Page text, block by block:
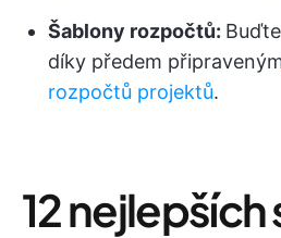
Šablony rozpočtů:
díky předem
rozpočtů projektů.
12